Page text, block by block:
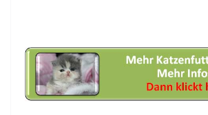
Produktvorstellung: LitterLocker®